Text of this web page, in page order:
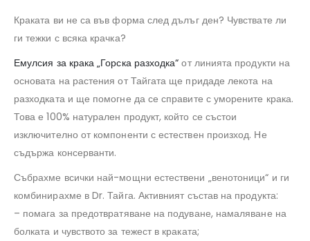
Краката ви не са във форма след дълъг ден? Чувствате ли
ги тежки с всяка крачка?
Емулсия за крака „Горска разходка“ от линията продукти на
основата на растения от Тайгата ще придаде лекота на
разходката и ще помогне да се справите с уморените крака.
Това е 100% натурален продукт, който се състои
изключително от компоненти с естествен произход. Не
съдържа консерванти.
Събрахме всички най-мощни естествени „венотоници“ и ги
комбинирахме в Dr. Тайга. Активният състав на продукта:
– помага за предотвратяване на подуване, намаляване на
болката и чувството за тежест в краката;